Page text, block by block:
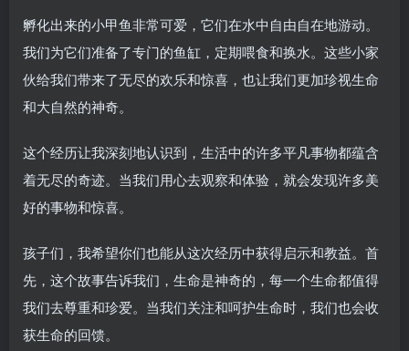
孵化出来的小甲鱼非常可爱，它们在水中自由自在地游动。
我们为它们准备了专门的鱼缸，定期喂食和换水。这些小家
伙给我们带来了无尽的欢乐和惊喜，也让我们更加珍视生命
和大自然的神奇。
这个经历让我深刻地认识到，生活中的许多平凡事物都蕴含
着无尽的奇迹。当我们用心去观察和体验，就会发现许多美
好的事物和惊喜。
孩子们，我希望你们也能从这次经历中获得启示和教益。首
先，这个故事告诉我们，生命是神奇的，每一个生命都值得
我们去尊重和珍爱。当我们关注和呵护生命时，我们也会收
获生命的回馈。